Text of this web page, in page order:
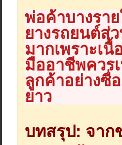
พ่อค้าบางรา
ยางรถยนต์
มากเพราะเนื้
มืออาชีพควร
ลูกค้าอย่างซื่
ยาว
บทสรุป: จาก